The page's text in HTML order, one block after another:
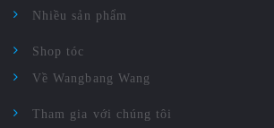
Nhiều sản phẩm
Shop tóc
Về Wangbang Wang
Tham gia với chúng tôi